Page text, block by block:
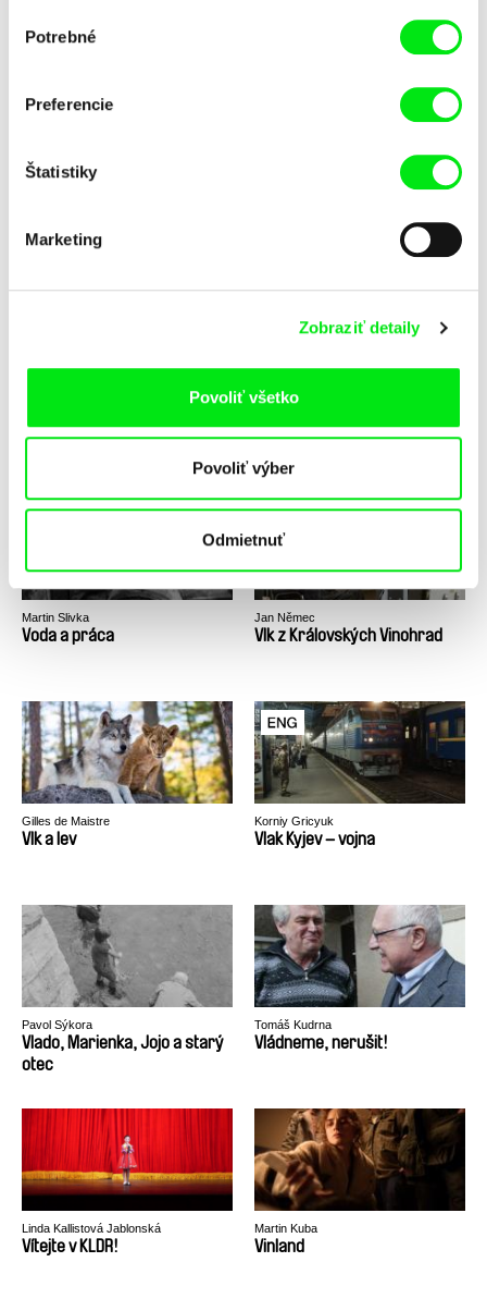
súhlasu
Potrebné
Preferencie
Štatistiky
Marketing
Zobraziť detaily
Povoliť všetko
Povoliť výber
Odmietnuť
Nošovic
Vstupujeme do doby atómovej
Volám sa Hladný Bizón
Vojnový zápisník Vojnový spravodajca
Martin Slivka
Voda a práca
Jan Němec
Vlk z Královských Vinohrad
Gilles de Maistre
Vlk a lev
Korniy Gricyuk
Vlak Kyjev – vojna
Pavol Sýkora
Vlado, Marienka, Jojo a starý
otec
Tomáš Kudrna
Vládneme, nerušit!
Linda Kallistová Jablonská
Vítejte v KLDR!
Martin Kuba
Vinland